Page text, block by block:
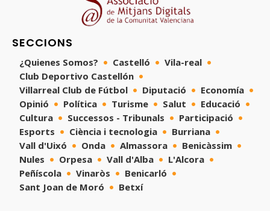
SECCIONS
¿Quienes Somos? Castelló
Vila-real
Club Deportivo Castellón
Villarreal Club de Fútbol
Diputació
Economía
Opinió
Política Turisme Salut
Educació
Cultura
Successos - Tribunals
Participació
Esports
Ciència i tecnologia
Burriana
Vall d'Uixó
Onda Almassora
Benicàssim
Nules
Orpesa Vall d'Alba
L'Alcora
Peñíscola
Vinaròs
Benicarló
Sant Joan de Moró
Betxí